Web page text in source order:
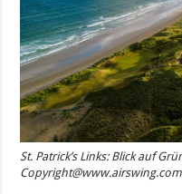
St. Patrick’s Links: Blick auf